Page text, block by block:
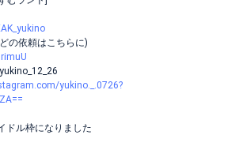
の依頼はこちらに)
yukino._.0726?
ドル枠になりました